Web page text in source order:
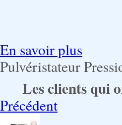
En savoir plus
Pulvéristateur
Les clients qui
Précédent